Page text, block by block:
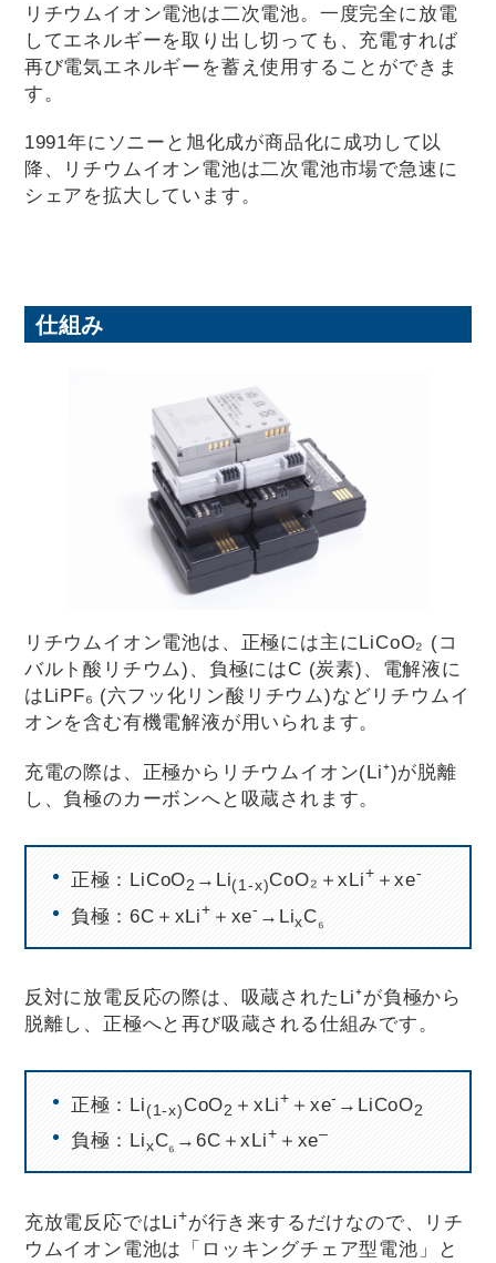
リチウムイオン電池は二次電池。一度完全に放電
してエネルギーを取り出し切っても、充電すれば
再び電気エネルギーを蓄え使用することができま
す。
1991年にソニーと旭化成が商品化に成功して以
降、リチウムイオン電池は二次電池市場で急速に
シェアを拡大しています。
仕組み
リチウムイオン電池は、正極には主にLiCoO₂ (コ
バルト酸リチウム)、負極にはC (炭素)、電解液に
はLiPF₆ (六フッ化リン酸リチウム)などリチウムイ
オンを含む有機電解液が用いられます。
充電の際は、正極からリチウムイオン(Li⁺)が脱離
し、負極のカーボンへと吸蔵されます。
正極：LiCoO2 →Li(1-x)CoO₂＋xLi+ ＋xe‐
負極：6C＋xLi+ ＋xe‐ →LixC₆
反対に放電反応の際は、吸蔵されたLi⁺が負極から
脱離し、正極へと再び吸蔵される仕組みです。
正極：Li(1-x)CoO2 ＋xLi+ ＋xe‐ →LiCoO2
負極：LixC₆ →6C＋xLi+ ＋xe–
充放電反応ではLi+が行き来するだけなので、リチ
ウムイオン電池は「ロッキングチェア型電池」と